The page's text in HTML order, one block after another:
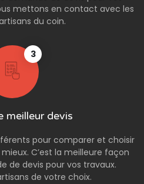
mettons en contact avec les
du coin.
3
meilleur devis
pour comparer et choisir
C’est la meilleure façon
de devis pour vos travaux.
de votre choix.